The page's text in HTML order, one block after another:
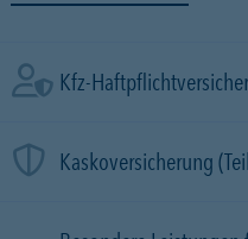
Kfz-
Kaskoversicherung